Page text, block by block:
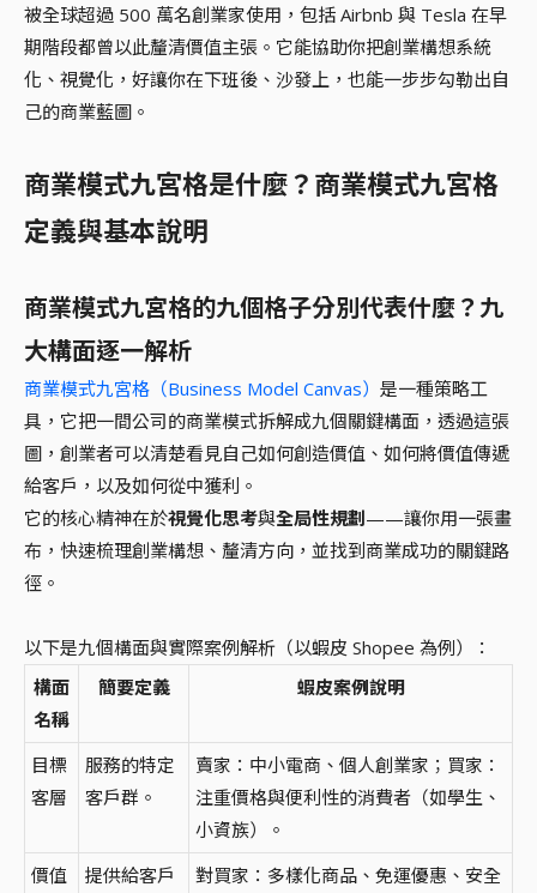
被全球超過 500 萬名創業家使用，包括 Airbnb 與 Tesla 在早
期階段都曾以此釐清價值主張。它能協助你把創業構想系統
化、視覺化，好讓你在下班後、沙發上，也能一步步勾勒出自
己的商業藍圖。
商業模式九宮格是什麼？商業模式九宮格
定義與基本說明
商業模式九宮格的九個格子分別代表什麼？九
大構面逐一解析
商業模式九宮格（Business Model Canvas） 是一種策略工
具，它把一間公司的商業模式拆解成九個關鍵構面，透過這張
圖，創業者可以清楚看見自己如何創造價值、如何將價值傳遞
給客戶，以及如何從中獲利。
它的核心精神在於視覺化思考與全局性規劃——讓你用一張畫
布，快速梳理創業構想、釐清方向，並找到商業成功的關鍵路
徑。
以下是九個構面與實際案例解析（以蝦皮 Shopee 為例）：
構面
名稱
簡要定義 蝦皮案例說明
目標
客層
服務的特定
客戶群。
賣家：中小電商、個人創業家；買家：
注重價格與便利性的消費者（如學生、
小資族）。
價值
提供給客戶
對買家：多樣化商品、免運優惠、安全